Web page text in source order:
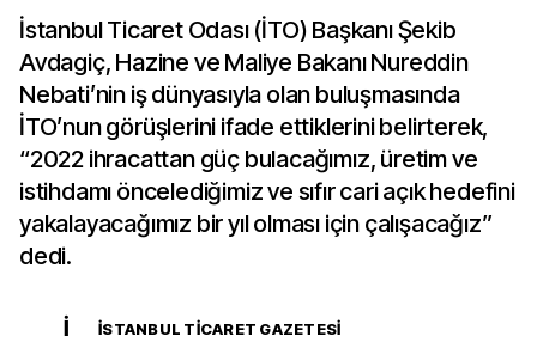
İstanbul Ticaret Odası (İTO) Başkanı Şekib
Avdagiç, Hazine ve Maliye Bakanı Nureddin
Nebati’nin iş dünyasıyla olan buluşmasında
İTO’nun görüşlerini ifade ettiklerini belirterek,
“2022 ihracattan güç bulacağımız, üretim ve
istihdamı öncelediğimiz ve sıfır cari açık hedefini
yakalayacağımız bir yıl olması için çalışacağız”
dedi.
İ İSTANBUL TICARET GAZETESI